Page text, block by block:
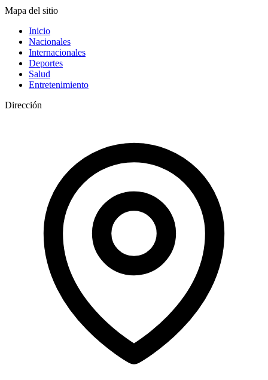
Mapa del sitio
Inicio
Nacionales
Internacionales
Deportes
Salud
Entretenimiento
Dirección